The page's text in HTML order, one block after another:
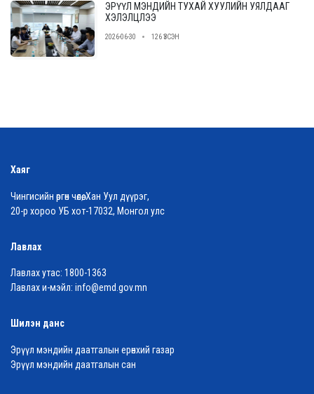
ЭРҮҮЛ МЭНДИЙН ТУХАЙ ХУУЛИЙН УЯЛДААГ
ХЭЛЭЛЦЛЭЭ
2026-06-30 126 ҮЗСЭН
Хаяг
Чингисийн өргөн чөлөө, Хан Уул дүүрэг,
20-р хороо УБ хот-17032, Монгол улс
Лавлах
Лавлах утас: 1800-1363
Лавлах и-мэйл: info@emd.gov.mn
Шилэн данс
Эрүүл мэндийн даатгалын ерөнхий газар
Эрүүл мэндийн даатгалын сан